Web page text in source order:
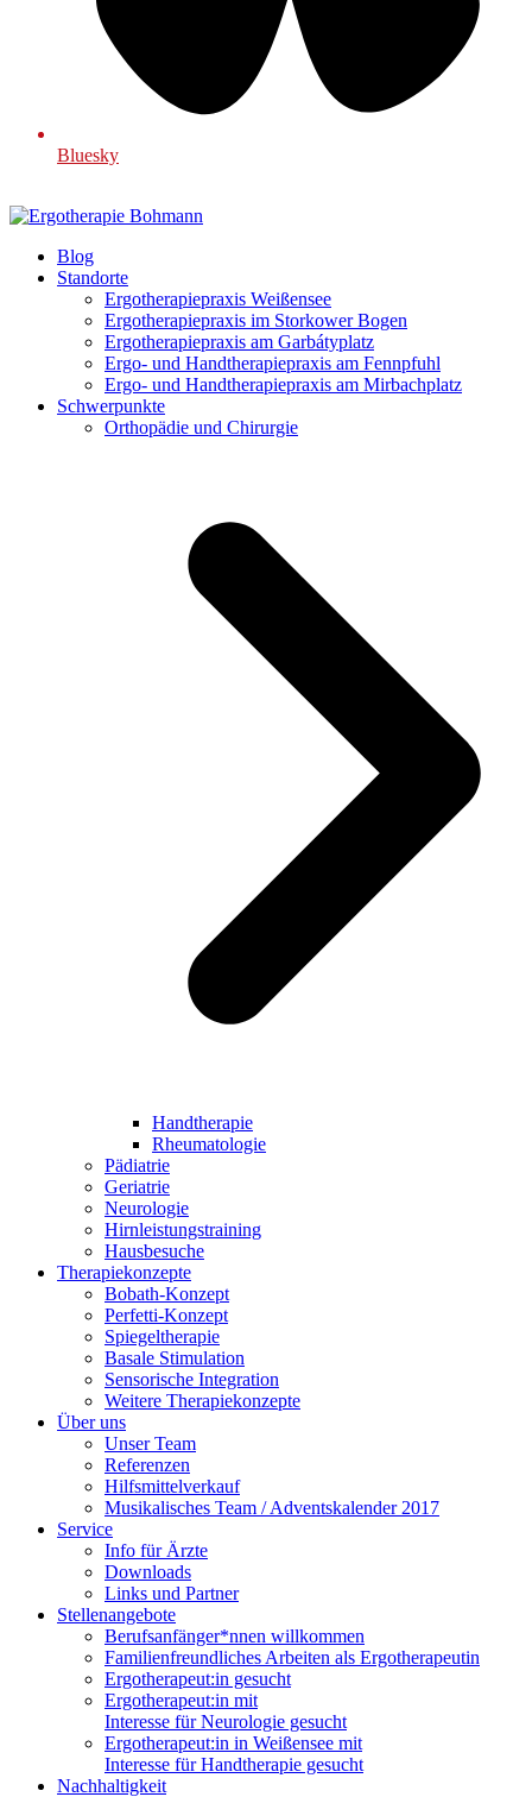
Bluesky
Blog
Standorte
Ergotherapiepraxis Weißensee
Ergotherapiepraxis im Storkower Bogen
Ergotherapiepraxis am Garbátyplatz
Ergo- und Handtherapiepraxis am Fennpfuhl
Ergo- und Handtherapiepraxis am Mirbachplatz
Schwerpunkte
Orthopädie und Chirurgie
Handtherapie
Rheumatologie
Pädiatrie
Geriatrie
Neurologie
Hirnleistungstraining
Hausbesuche
Therapiekonzepte
Bobath-Konzept
Perfetti-Konzept
Spiegeltherapie
Basale Stimulation
Sensorische Integration
Weitere Therapiekonzepte
Über uns
Unser Team
Referenzen
Hilfsmittelverkauf
Musikalisches Team / Adventskalender 2017
Service
Info für Ärzte
Downloads
Links und Partner
Stellenangebote
Berufsanfänger*nnen willkommen
Familienfreundliches Arbeiten als Ergotherapeutin
Ergotherapeut:in gesucht
Ergotherapeut:in mit
Interesse für Neurologie gesucht
Ergotherapeut:in in Weißensee mit
Interesse für Handtherapie gesucht
Nachhaltigkeit